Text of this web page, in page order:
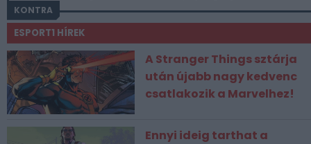
KONTRA
ESPORT1 HÍREK
A Stranger Things sztárja
után újabb nagy kedvenc
csatlakozik a Marvelhez!
Ennyi ideig tarthat a